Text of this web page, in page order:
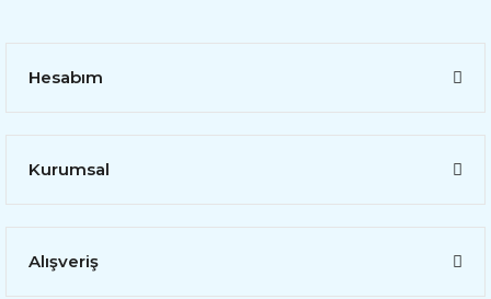
Hesabım
Kurumsal
Alışveriş